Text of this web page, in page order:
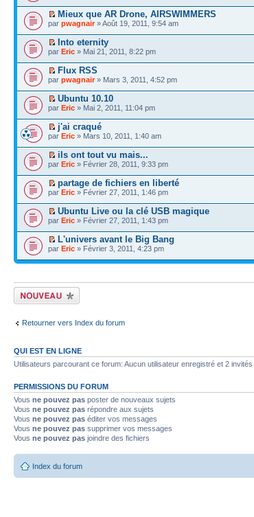
Mieux que AR Drone, AIRSWIMMERS
par pwagnair» Août 19, 2011, 9:54 am
Into eternity
par Eric » Mai 21, 2011, 8:22 pm
Flux RSS
par pwagnair» Mars 3, 2011, 4:52 pm
Ubuntu 10.10
par Eric » Mai 2, 2011, 11:04 pm
j'ai craqué
par Eric » Mars 10, 2011, 1:40 am
ils ont tout vu mais...
par Eric » Février 28, 2011, 9:33 pm
partage de fichiers en liberté
par Eric » Février 27, 2011, 1:46 pm
Ubuntu Live ou la clé USB magique
par Eric » Février 27, 2011, 1:43 pm
L'univers avant le Big Bang
par Eric » Février 3, 2011, 4:23 pm
Écrire un nouveau
sujet
Retourner vers Index du forum
QUI EST EN LIGNE
Utilisateurs parcourant ce forum: Aucun utilisateur enregistré et 2 invités
PERMISSIONS DU FORUM
Vous ne pouvez pas poster de nouveaux sujets
Vous ne pouvez pas répondre aux sujets
Vous ne pouvez pas éditer vos messages
Vous ne pouvez pas supprimer vos messages
Vous ne pouvez pas joindre des fichiers
Index du forum